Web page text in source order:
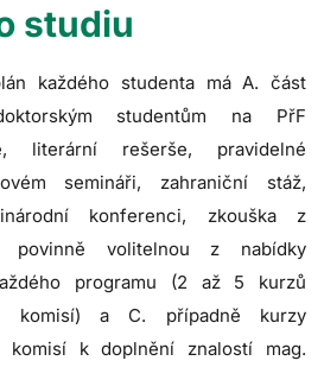
studiu
každého studenta má A. část
studentům na PřF
literární rešerše, pravidelné
semináři, zahraniční stáž,
konferenci, zkouška z
povinně volitelnou z nabídky
programu (2 až 5 kurzů
komisí) a C. případně kurzy
komisí k doplnění znalostí mag.